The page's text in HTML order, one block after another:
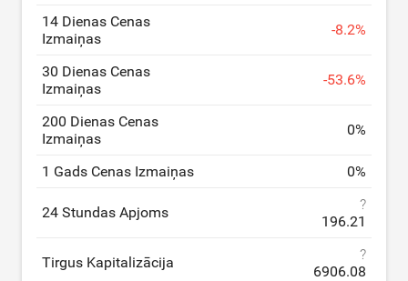
14 Dienas Cenas
Izmaiņas
-8.2%
30 Dienas Cenas
Izmaiņas
-53.6%
200 Dienas Cenas
Izmaiņas
0%
1 Gads Cenas Izmaiņas 0%
24 Stundas Apjoms
?
196.21
Tirgus Kapitalizācija
?
6906.08